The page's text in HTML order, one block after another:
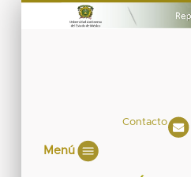
Contacto
Menú